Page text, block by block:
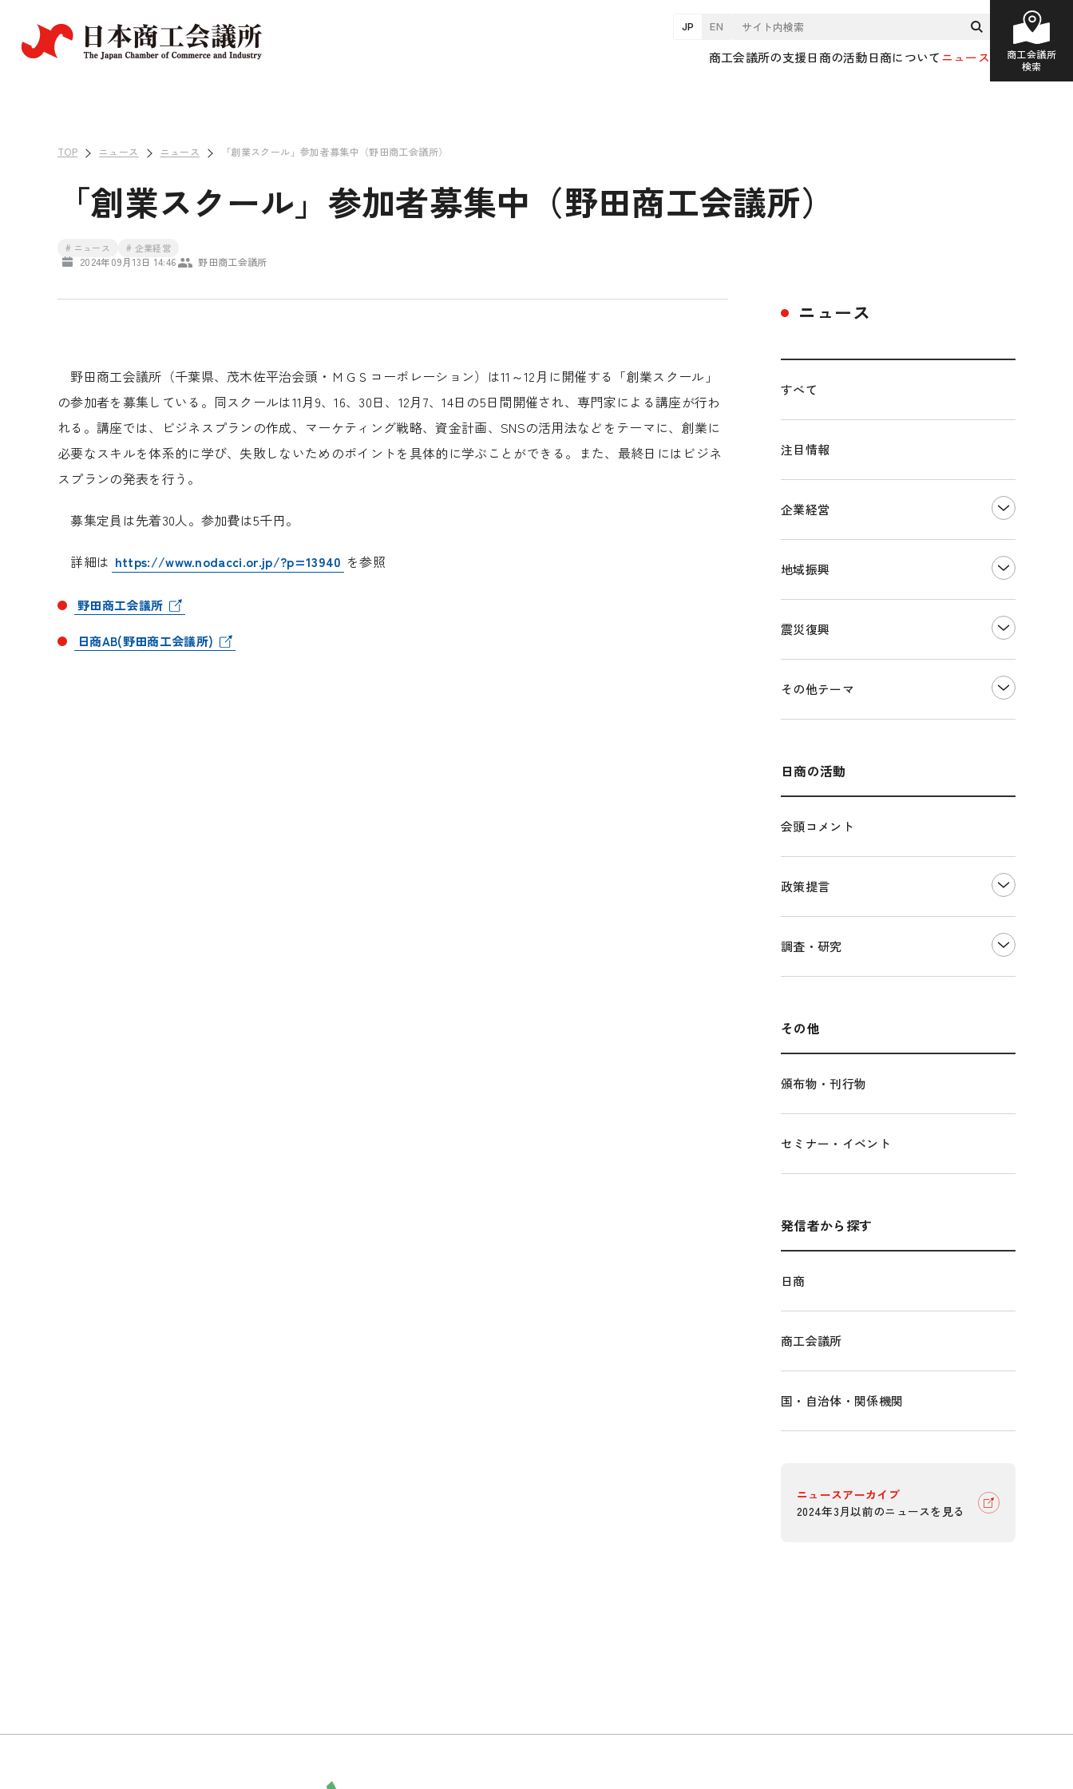
JP EN
商工会議所の支援日商の活動日商についてニュース
商工会議所
検索
TOP ニュース ニュース 「創業スクール」参加者募集中（野田商工会議所）
「創業スクール」参加者募集中（野田商工会議所）
# ニュース # 企業経営
2024年09月13日 14:46 野田商工会議所
野田商工会議所（千葉県、茂木佐平治会頭・ＭＧＳコーポレーション）は11 ～12月に開催する「創業スクール」
の参加者を募集している。同スクールは11月 9、16、 30日、 12月 7、14日の5日間開催され、専門家による講座が行わ
れる。講座では、ビジネスプランの作成、マーケティング戦略、資金計画、 SNSの活用法などをテーマに、創業に
必要なスキルを体系的に学び、失敗しないためのポイントを具体的に学ぶことができる。また、最終日にはビジネ
スプランの発表を行う。
募集定員は先着30人。参加費は5千円。
詳細は https://www.nodacci.or.jp/?p=13940 を参照
野田商工会議所
日商AB(野田商工会議所)
ニュース
すべて
注目情報
企業経営
地域振興
震災復興
その他テーマ
多様な人材の活躍推進
各種制度・助成金
パートナーシップ構築宣言
海外展開イニシアティブ
輸出管理体制構築支援
日商の活動
会頭コメント
政策提言
国土強靭化・社会基盤整備・震災復興
調査・研究
その他
頒布物・刊行物
セミナー・イベント
発信者から探す
日商
商工会議所
国・自治体・関係機関
ニュースアーカイブ
2024年3月以前のニュースを見る